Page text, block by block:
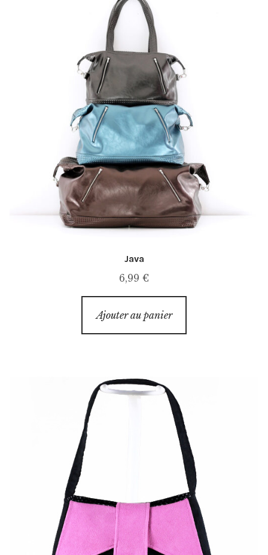
Java
6,99 €
Ajouter au panier